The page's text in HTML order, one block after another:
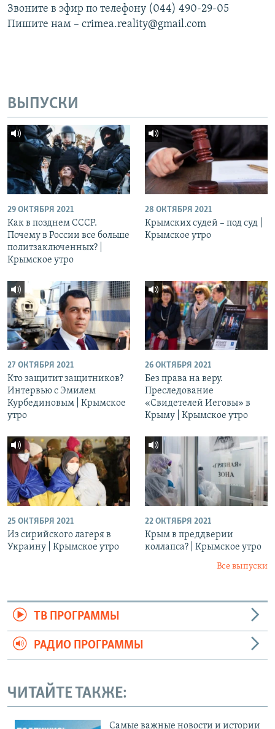
Звоните в эфир по телефону (044) 490-29-05
Пишите нам – crimea.reality@gmail.com
ВЫПУСКИ
29 ОКТЯБРЯ 2021
Как в позднем СССР.
Почему в России все больше
политзаключенных? |
Крымское утро
28 ОКТЯБРЯ 2021
Крымских судей – под суд |
Крымское утро
27 ОКТЯБРЯ 2021
Кто защитит защитников?
Интервью с Эмилем
Курбединовым | Крымское
утро
26 ОКТЯБРЯ 2021
Без права на веру.
Преследование
«Свидетелей Иеговы» в
Крыму | Крымское утро
25 ОКТЯБРЯ 2021
Из сирийского лагеря в
Украину | Крымское утро
22 ОКТЯБРЯ 2021
Крым в преддверии
коллапса? | Крымское утро
Все выпуски
ТВ ПРОГРАММЫ
РАДИО ПРОГРАММЫ
ЧИТАЙТЕ ТАКЖЕ:
Cамые важные новости и истории